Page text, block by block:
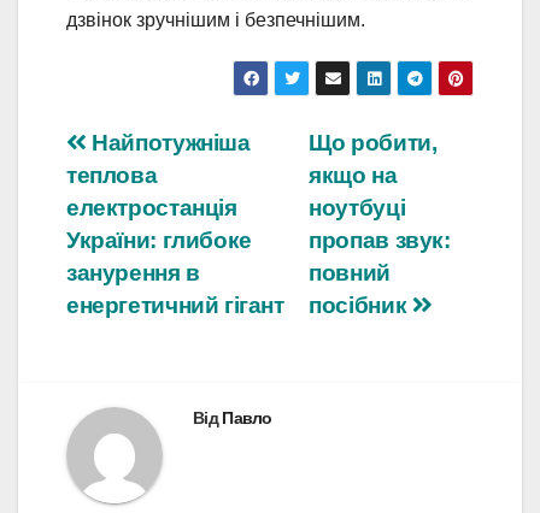
дзвінок зручнішим і безпечнішим.
Навігація
записів
Що робити,
якщо на
ноутбуці
пропав звук:
повний
посібник
Найпотужніша
теплова
електростанція
України: глибоке
занурення в
енергетичний гігант
ВідПавло